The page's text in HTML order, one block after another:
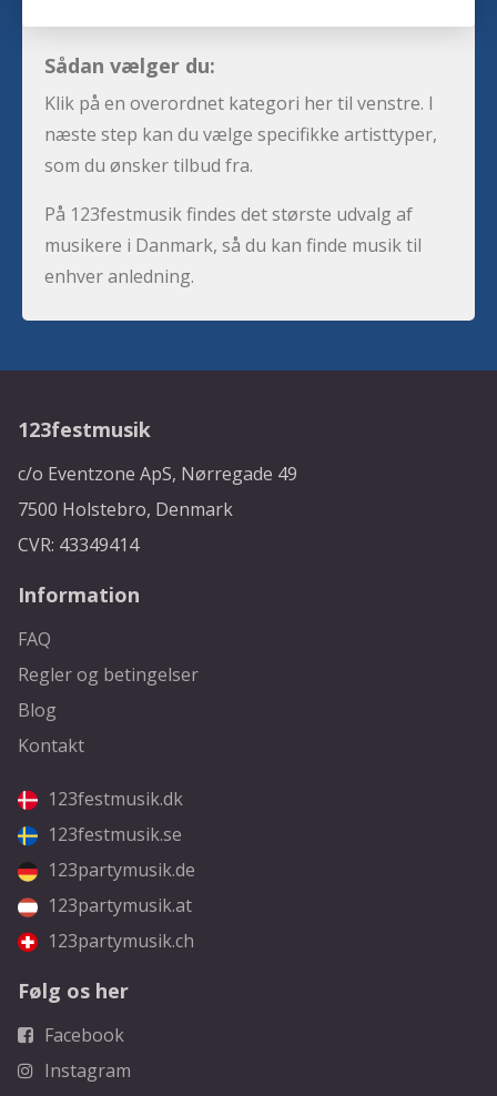
Sådan vælger du:
Klik på en overordnet kategori her til venstre. I
næste step kan du vælge specifikke artisttyper,
som du ønsker tilbud fra.
På 123festmusik findes det største udvalg af
musikere i Danmark, så du kan finde musik til
enhver anledning.
123festmusik
c/o Eventzone ApS, Nørregade 49
7500 Holstebro, Denmark
CVR: 43349414
Information
FAQ
Regler og betingelser
Blog
Kontakt
123festmusik.dk
123festmusik.se
123partymusik.de
123partymusik.at
123partymusik.ch
Følg os her
Facebook
Instagram